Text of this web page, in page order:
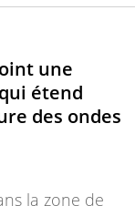
une
étend
des ondes
la zone de